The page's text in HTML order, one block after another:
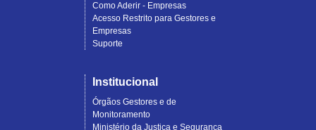
Como Aderir - Empresas
Acesso Restrito para Gestores e
Empresas
Suporte
Institucional
Órgãos Gestores e de
Monitoramento
Ministério da Justiça e Segurança